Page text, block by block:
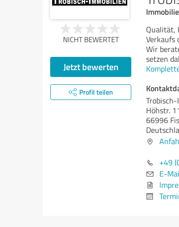
NICHT BEWERTET
Jetzt bewerten
Profil teilen
Qualität,
Verkaufs
Wir
setzen
Höhstr.
66996
+49
E-